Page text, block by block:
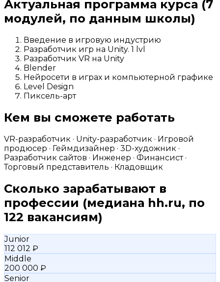
Актуальная программа курса (7
модулей, по данным школы)
Введение в игровую индустрию
Разработчик игр на Unity. 1 lvl
Разработчик VR на Unity
Blender
Нейросети в играх и компьютерной графике
Level Design
Пиксель-арт
Кем вы сможете работать
VR-разработчик · Unity-разработчик · Игровой
продюсер · Геймдизайнер · 3D-художник ·
Разработчик сайтов · Инженер · Финансист ·
Торговый представитель · Кладовщик
Сколько зарабатывают в
профессии (медиана hh.ru, по
122 вакансиям)
Junior
112 012 ₽
Middle
200 000 ₽
Senior